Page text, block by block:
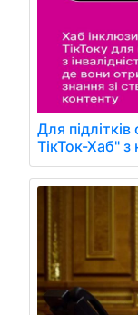
Для
ТікТок-Хаб" з